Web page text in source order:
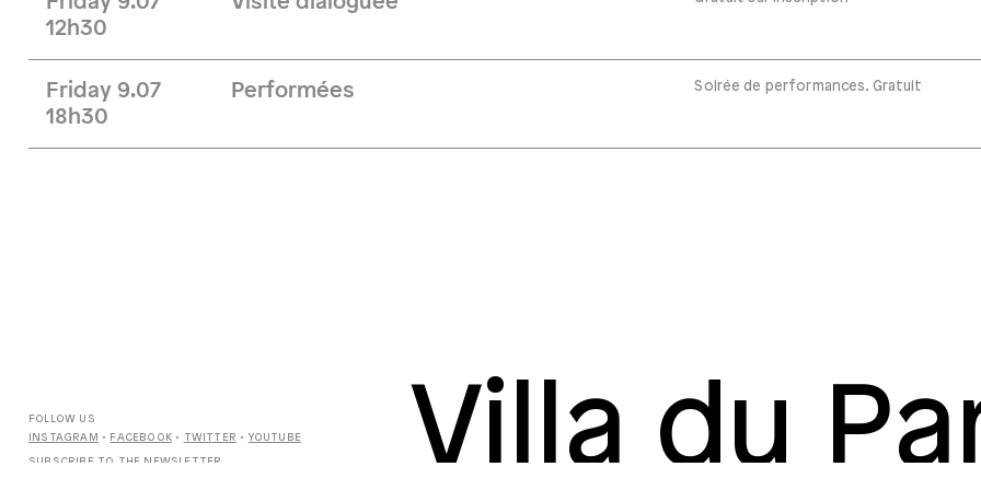
12h30
Friday 9.07
18h30
Performées Soirée de performances. Gratuit
FOLLOW US
INSTAGRAM • FACEBOOK • TWITTER • YOUTUBE
SUBSCRIBE TO THE NEWSLETTER Villa du